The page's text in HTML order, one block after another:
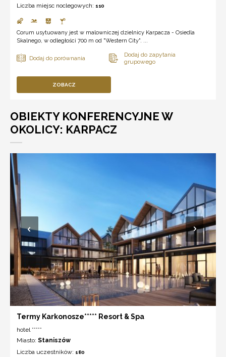
Liczba miejsc noclegowych: 110
Corum usytuowany jest w malowniczej dzielnicy Karpacza - Osiedla
Skalnego, w odległości 700 m od "Western City". ...
ZOBACZ
OBIEKTY KONFERENCYJNE W
OKOLICY: KARPACZ
Termy Karkonosze***** Resort & Spa
hotel *****
Miasto: Staniszów
Liczba uczestników: 180